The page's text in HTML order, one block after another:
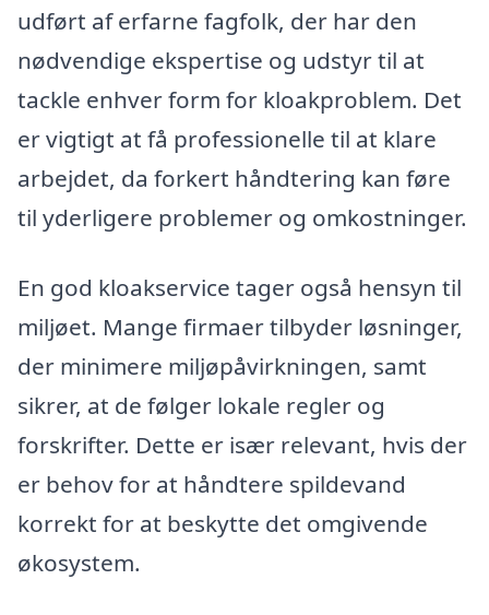
udført af erfarne fagfolk, der har den
nødvendige ekspertise og udstyr til at
tackle enhver form for kloakproblem. Det
er vigtigt at få professionelle til at klare
arbejdet, da forkert håndtering kan føre
til yderligere problemer og omkostninger.
En god kloakservice tager også hensyn til
miljøet. Mange firmaer tilbyder løsninger,
der minimere miljøpåvirkningen, samt
sikrer, at de følger lokale regler og
forskrifter. Dette er især relevant, hvis der
er behov for at håndtere spildevand
korrekt for at beskytte det omgivende
økosystem.